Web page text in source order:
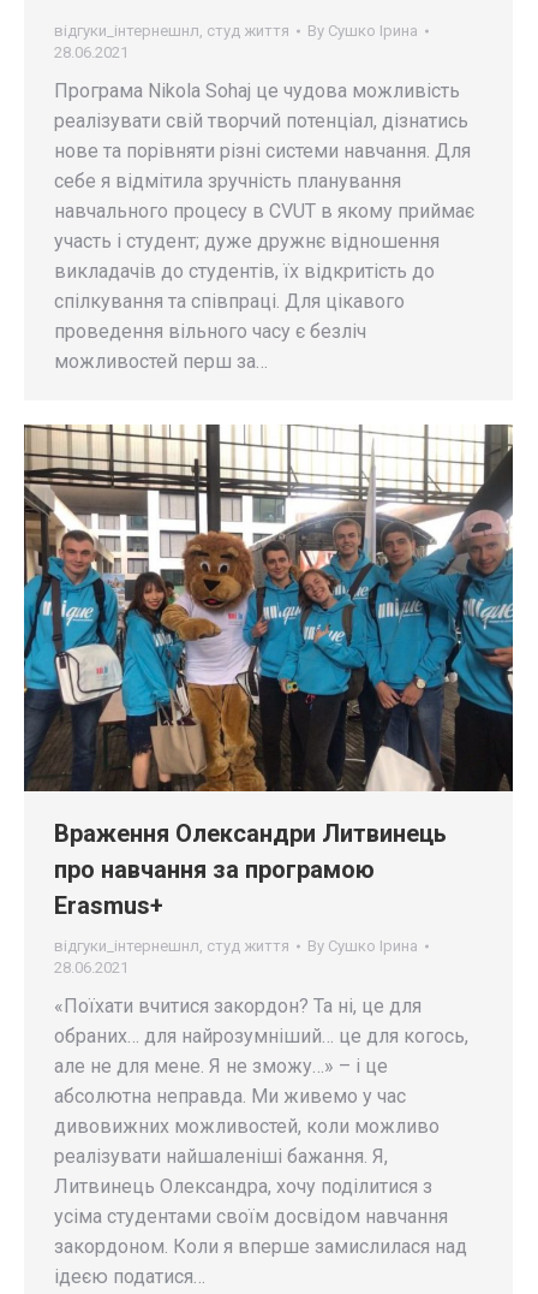
відгуки_інтернешнл студ життя By Сушко Ірина
28.06.2021
Програма Nikola Sohaj це чудова можливість
реалізувати свій творчий потенціал, дізнатись
нове та порівняти різні системи навчання. Для
себе я відмітила зручність планування
навчального процесу в CVUT в якому приймає
участь і студент; дуже дружнє відношення
викладачів до студентів, їх відкритість до
спілкування та співпраці. Для цікавого
проведення вільного часу є безліч
можливостей перш за…
Враження Олександри Литвинець
про навчання за програмою
Erasmus+
відгуки_інтернешнл студ життя By Сушко Ірина
28.06.2021
«Поїхати вчитися закордон? Та ні, це для
обраних… для найрозумніший… це для когось,
але не для мене. Я не зможу…» – і це
абсолютна неправда. Ми живемо у час
дивовижних можливостей, коли можливо
реалізувати найшаленіші бажання. Я,
Литвинець Олександра, хочу поділитися з
усіма студентами своїм досвідом навчання
закордоном. Коли я вперше замислилася над
ідеєю податися…